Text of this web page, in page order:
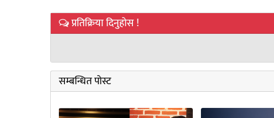
प्रतिक्रिया दिनुहोस !
सम्बन्धित पोस्ट